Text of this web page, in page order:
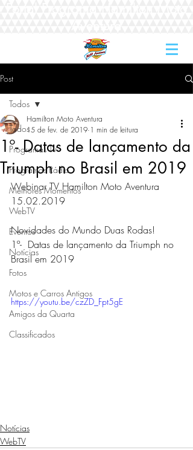
Post
Todos
Programas TV
Programas Rádio
Melhores Momentos
WebTV
Eventos
Notícias
Fotos
Motos e Carros Antigos
Amigos da Quarta
Classificados
Todos
1º- Datas de lançamento da
Triumph no Brasil em 2019
Hamilton Moto Aventura
15 de fev. de 2019 1 min de leitura
Webinar TV Hamilton Moto Aventura
15.02.2019
Novidades do Mundo Duas Rodas!
1º-  Datas de lançamento da Triumph no
Brasil em 2019
https://youtu.be/czZD_Fpt5gE
Notícias
WebTV